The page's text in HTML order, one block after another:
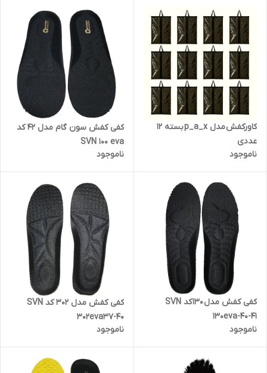
کاورکفش مدل p_a_x بسته 12
عددی
ناموجود
کفی کفش سون گام مدل 42 کد
SVN 100 eva
ناموجود
کفی کفش مدل 130 کد SVN
130eva-40-41
ناموجود
کفی کفش مدل 302 کد SVN
302eva37-40
ناموجود